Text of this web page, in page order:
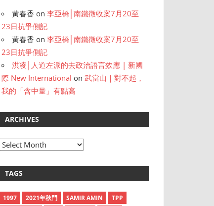
黃春香 on李亞橋│南鐵徵收案7月20至
23日抗爭側記
黃春香 on李亞橋│南鐵徵收案7月20至
23日抗爭側記
洪凌│人道左派的去政治語言效應 | 新國
際 New International on武當山｜對不起，
我的「含中量」有點高
ARCHIVES
A
h
TAGS
1997 2021年秋鬥 SAMIR AMIN
TPP